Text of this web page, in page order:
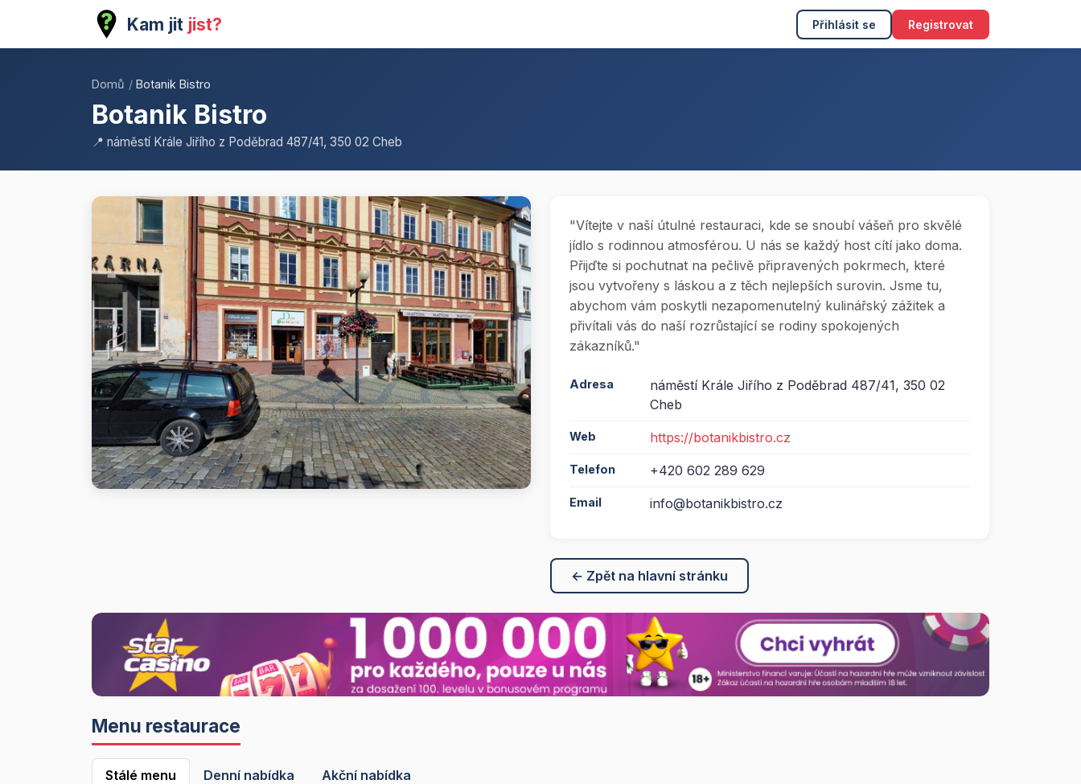
Kam jit jist? Přihlásit se Registrovat
Domů / Botanik Bistro
Botanik Bistro
📍 náměstí Krále Jiřího z Poděbrad 487/41, 350 02 Cheb
"Vítejte v naší útulné restauraci, kde se snoubí vášeň pro skvělé
jídlo s rodinnou atmosférou. U nás se každý host cítí jako doma.
Přijďte si pochutnat na pečlivě připravených pokrmech, které
jsou vytvořeny s láskou a z těch nejlepších surovin. Jsme tu,
abychom vám poskytli nezapomenutelný kulinářský zážitek a
přivítali vás do naší rozrůstající se rodiny spokojených
zákazníků."
Adresa
náměstí Krále Jiřího z Poděbrad 487/41, 350 02
Cheb
Web https://botanikbistro.cz
Telefon +420 602 289 629
Email info@botanikbistro.cz
← Zpět na hlavní stránku
Menu restaurace
Stálé menu Denní nabídka Akční nabídka